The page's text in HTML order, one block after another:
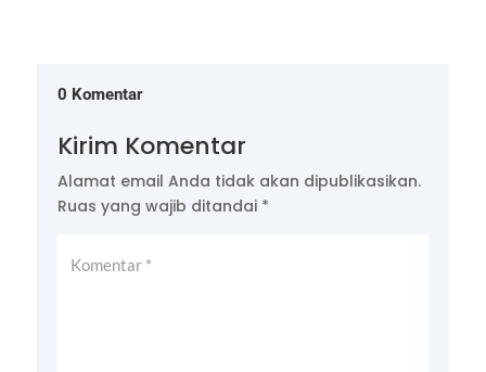
0 Komentar
Kirim Komentar
Alamat email Anda tidak akan dipublikasikan.
Ruas yang wajib ditandai *